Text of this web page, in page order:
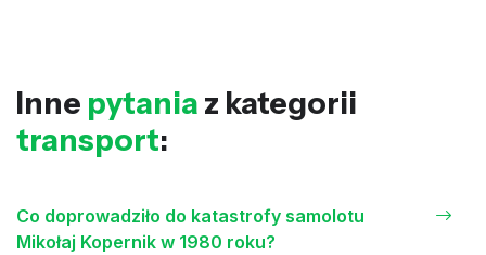
Inne pytania z kategorii
transport:
Co doprowadziło do katastrofy samolotu
Mikołaj Kopernik w 1980 roku?